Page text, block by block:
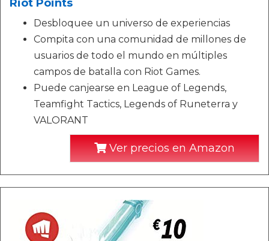
Riot Points
Desbloquee un universo de experiencias
Compita con una comunidad de millones de
usuarios de todo el mundo en múltiples
campos de batalla con Riot Games.
Puede canjearse en League of Legends,
Teamfight Tactics, Legends of Runeterra y
VALORANT
Ver precios en Amazon